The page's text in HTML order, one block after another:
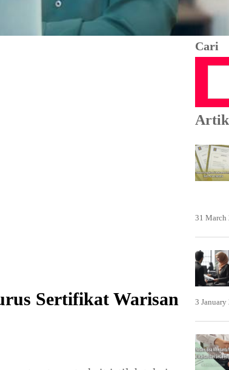
Sertifikat Warisan
Cari
31 March
3 January